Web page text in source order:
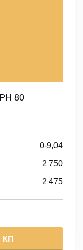
80
0-9,04
2 750
2 475
КП